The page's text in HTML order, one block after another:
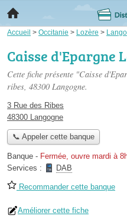
Accueil > Occitanie > Lozère >
Caisse d'Epargne
Cette fiche présente "Caisse
ribes, 48300 Langogne.
3 Rue des Ribes
48300 Langogne
📞 Appeler cette banque
Banque - Fermée, ouvre mardi à
Services :
DAB
Recommander cette banque
Améliorer cette fiche